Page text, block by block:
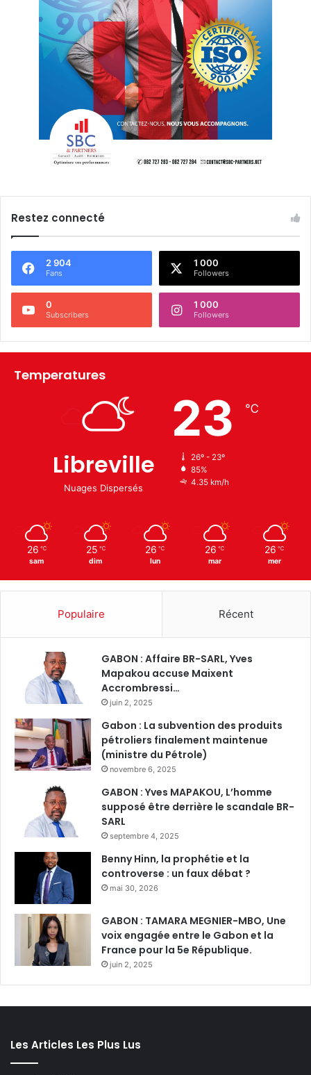
Restez connecté
2 904
Fans
1 000
Followers
0
Subscribers
1 000
Followers
Temperatures
Libreville
Nuages Dispersés
23 ℃
26º - 23º
85%
4.35 km/h
26 ℃
sam
25 ℃
dim
26 ℃
lun
26 ℃
mar
26 ℃
mer
Populaire Récent
GABON : Affaire BR-SARL, Yves
Mapakou accuse Maixent
Accrombressi…
juin 2, 2025
Gabon : La subvention des produits
pétroliers finalement maintenue
(ministre du Pétrole)
novembre 6, 2025
GABON : Yves MAPAKOU, L’homme
supposé être derrière le scandale BR-
SARL
septembre 4, 2025
Benny Hinn, la prophétie et la
controverse : un faux débat ?
mai 30, 2026
GABON : TAMARA MEGNIER-MBO, Une
voix engagée entre le Gabon et la
France pour la 5e République.
juin 2, 2025
Les Articles Les Plus Lus